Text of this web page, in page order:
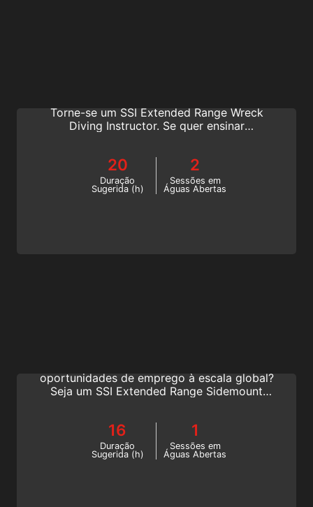
Torne-se um SSI Extended Range Wreck
Diving Instructor. Se quer ensinar
forma de o fazer. Comece hoje mesmo este
curso de mergulho em naufrágio da SSI!
20
Duração
Sugerida (h)
2
Sessões em
Águas Abertas
oportunidades de emprego à escala global?
Seja um SSI Extended Range Sidemount
de mergulho sidemount!
16
Duração
Sugerida (h)
1
Sessões em
Águas Abertas